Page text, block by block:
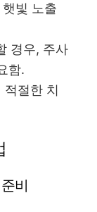
햇빛 노출
경우, 주사
함.
절한 치
비